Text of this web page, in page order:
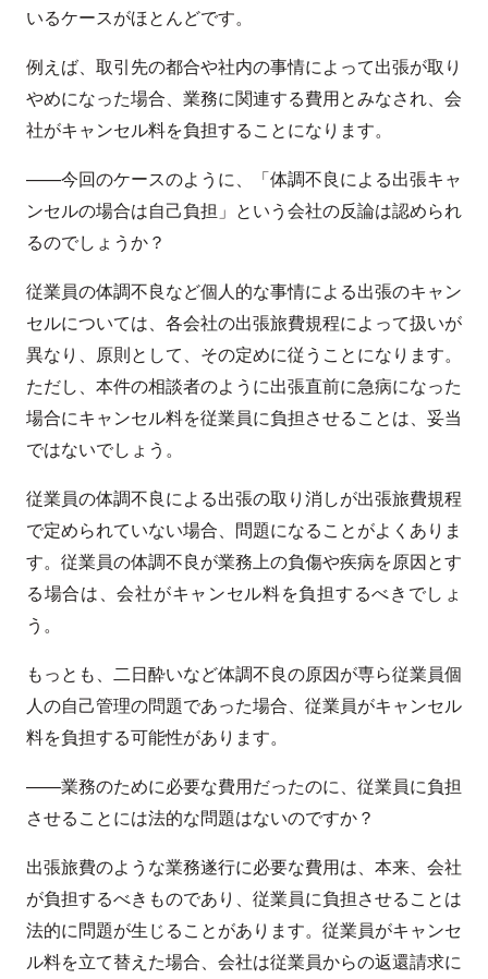
いるケースがほとんどです。
例えば、取引先の都合や社内の事情によって出張が取り
やめになった場合、業務に関連する費用とみなされ、会
社がキャンセル料を負担することになります。
——今回のケースのように、「体調不良による出張キャ
ンセルの場合は自己負担」という会社の反論は認められ
るのでしょうか？
従業員の体調不良など個人的な事情による出張のキャン
セルについては、各会社の出張旅費規程によって扱いが
異なり、原則として、その定めに従うことになります。
ただし、本件の相談者のように出張直前に急病になった
場合にキャンセル料を従業員に負担させることは、妥当
ではないでしょう。
従業員の体調不良による出張の取り消しが出張旅費規程
で定められていない場合、問題になることがよくありま
す。従業員の体調不良が業務上の負傷や疾病を原因とす
る場合は、会社がキャンセル料を負担するべきでしょ
う。
もっとも、二日酔いなど体調不良の原因が専ら従業員個
人の自己管理の問題であった場合、従業員がキャンセル
料を負担する可能性があります。
——業務のために必要な費用だったのに、従業員に負担
させることには法的な問題はないのですか？
出張旅費のような業務遂行に必要な費用は、本来、会社
が負担するべきものであり、従業員に負担させることは
法的に問題が生じることがあります。従業員がキャンセ
ル料を立て替えた場合、会社は従業員からの返還請求に